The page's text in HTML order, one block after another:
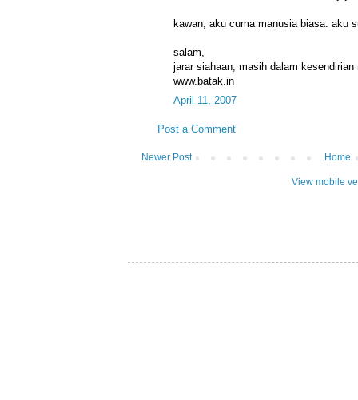
kawan, aku cuma manusia biasa. aku
salam,
jarar siahaan; masih dalam
www.batak.in
April 11, 2007
Post a Comment
Newer Post Home
View mobile